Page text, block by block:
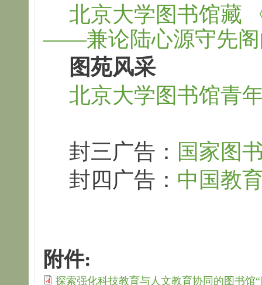
北京大学图书馆藏
——兼论陆心源守先阁
图苑风采
北京大学图书馆青
封三广告： 国家图
封四广告： 中国教
附件:
探索强化科技教育与人文教育协同的图书馆